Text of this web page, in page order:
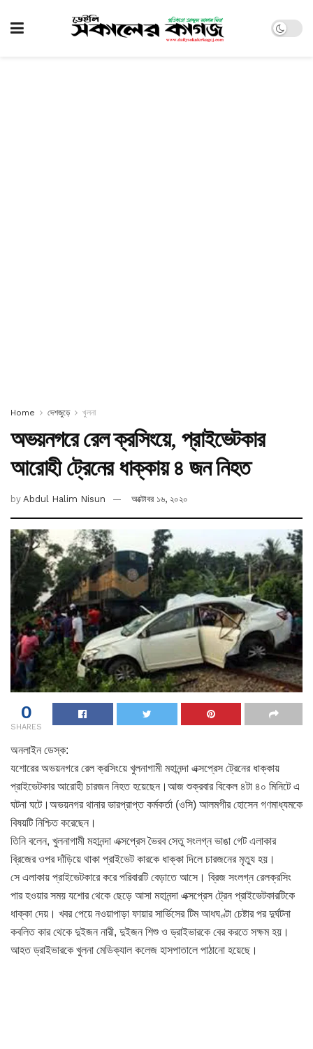
Home দেশজুড়ে খুলনা
অভয়নগরে রেল ক্রসিংয়ে, প্রাইভেটকার
আরোহী ট্রেনের ধাক্কায় ৪ জন নিহত
by Abdul Halim Nisun অক্টোবর ১৬, ২০২০
0
SHARES
অনলাইন ডেস্ক:
যশোরের অভয়নগরে রেল ক্রসিংয়ে খুলনাগামী মহানন্দা এক্সপ্রেস ট্রেনের ধাক্কায়
প্রাইভেটকার আরোহী চারজন নিহত হয়েছেন।আজ শুক্রবার বিকেল ৪টা ৪০ মিনিটে এ
ঘটনা ঘটে।অভয়নগর থানার ভারপ্রাপ্ত কর্মকর্তা (ওসি) আলমগীর হোসেন গণমাধ্যমকে
বিষয়টি নিশ্চিত করেছেন।
তিনি বলেন, খুলনাগামী মহানন্দা এক্সপ্রেস ভৈরব সেতু সংলগ্ন ভাঙা গেট এলাকার
ব্রিজের ওপর দাঁড়িয়ে থাকা প্রাইভেট কারকে ধাক্কা দিলে চারজনের মৃত্যু হয়।
সে এলাকায় প্রাইভেটকারে করে পরিবারটি বেড়াতে আসে। ব্রিজ সংলগ্ন রেলক্রসিং
পার হওয়ার সময় যশোর থেকে ছেড়ে আসা মহানন্দা এক্সপ্রেস ট্রেন প্রাইভেটকারটিকে
ধাক্কা দেয়। খবর পেয়ে নওয়াপাড়া ফায়ার সার্ভিসের টিম আধঘণ্টা চেষ্টার পর দুর্ঘটনা
কবলিত কার থেকে দুইজন নারী, দুইজন শিশু ও ড্রাইভারকে বের করতে সক্ষম হয়।
আহত ড্রাইভারকে খুলনা মেডিক্যাল কলেজ হাসপাতালে পাঠানো হয়েছে।